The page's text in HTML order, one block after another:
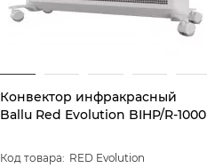
Конвектор инфракрасный
Ballu Red Evolution BIHP/R-1000
RED Evolution